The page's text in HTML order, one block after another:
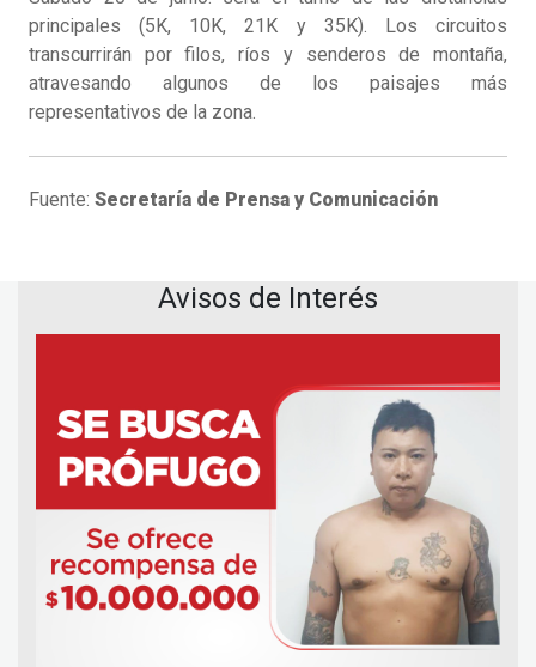
principales (5K, 10K, 21K y 35K). Los circuitos
transcurrirán por filos, ríos y senderos de montaña,
atravesando algunos de los paisajes más
representativos de la zona.
Fuente: Secretaría de Prensa y Comunicación
Avisos de Interés